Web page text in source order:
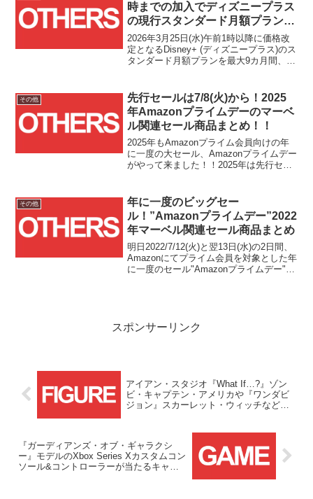
時までの加入でディズニープラス
の現行スタンダード月額プラン価
格が12月まで継続！！
2026年3月25日(水)午前1時以降に価格改
定となるDisney+ (ディズニープラス)のス
タンダード月額プランを最大9カ月間、現
では2026年3月25日...
その他
先行セールは7/8(火)から！2025
年Amazonプライムデーのマーベ
ル関連セール商品まとめ！！
2025年もAmazonプライム会員向けの年
に一度の大セール、Amazonプライムデー
がやって来ました！！2025年は先行セー
す！！ということで、今年も...
その他
年に一度のビッグセー
ル！”Amazonプライムデー”2022
年マーベル関連セール商品まとめ
明日2022/7/12(火)と翌13日(水)の2日間、
Amazonにてプライム会員を対象とした年
に一度のセール"Amazonプライムデー"が
スポンサーリンク
アイアン・スタジオ『What If…?』ゾン
ビ・キャプテン・アメリカや『ワンダビ
ジョン』スカーレット・ウィッチなどの4
『ガーディアンズ・オブ・ギャラクシ
ー』モデルのXbox Series Xカスタムコン
ソール&コントローラーが当たるキャン